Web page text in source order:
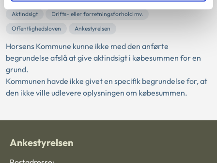
Aktindsigt
Drifts- eller forretningsforhold mv.
Offentlighedsloven
Ankestyrelsen
Horsens Kommune kunne ikke med den anførte
begrundelse afslå at give aktindsigt i købesummen for en
grund.
Kommunen havde ikke givet en specifik begrundelse for, at
den ikke ville udlevere oplysningen om købesummen.
Ankestyrelsen